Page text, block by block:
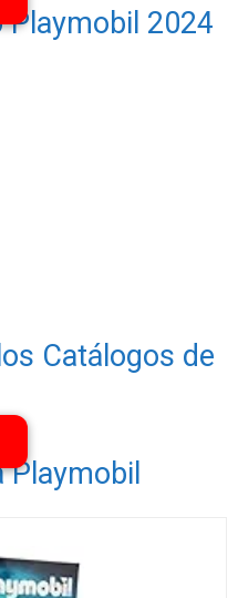
Playmobil 2024
Catálogos de